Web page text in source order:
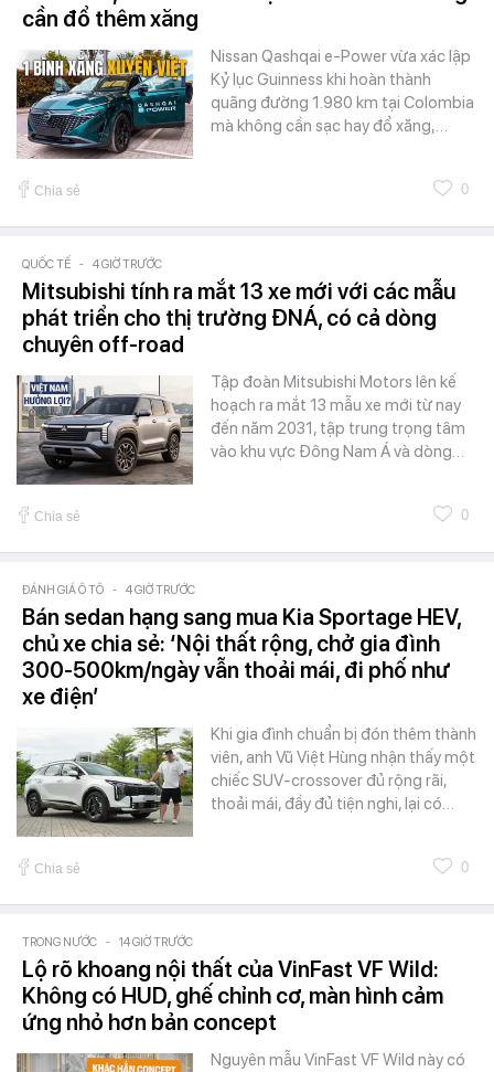
cần đổ thêm xăng
Nissan Qashqai e-Power vừa xác lập
Kỷ lục Guinness khi hoàn thành
quãng đường 1.980 km tại Colombia
mà không cần sạc hay đổ xăng,…
Chia sẻ 0
QUỐC TẾ - 4 GIỜ TRƯỚC
Mitsubishi tính ra mắt 13 xe mới với các mẫu
phát triển cho thị trường ĐNÁ, có cả dòng
chuyên off-road
Tập đoàn Mitsubishi Motors lên kế
hoạch ra mắt 13 mẫu xe mới từ nay
đến năm 2031, tập trung trọng tâm
vào khu vực Đông Nam Á và dòng…
Chia sẻ 0
ĐÁNH GIÁ Ô TÔ - 4 GIỜ TRƯỚC
Bán sedan hạng sang mua Kia Sportage HEV,
chủ xe chia sẻ: ‘Nội thất rộng, chở gia đình
300-500km/ngày vẫn thoải mái, đi phố như
xe điện’
Khi gia đình chuẩn bị đón thêm thành
viên, anh Vũ Việt Hùng nhận thấy một
chiếc SUV-crossover đủ rộng rãi,
thoải mái, đầy đủ tiện nghi, lại có…
Chia sẻ 0
TRONG NƯỚC - 14 GIỜ TRƯỚC
Lộ rõ khoang nội thất của VinFast VF Wild:
Không có HUD, ghế chỉnh cơ, màn hình cảm
ứng nhỏ hơn bản concept
Nguyên mẫu VinFast VF Wild này có